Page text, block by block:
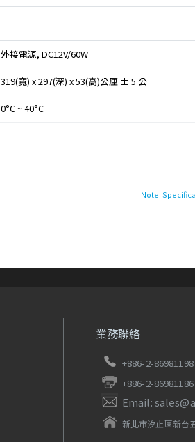
外接電源, DC12V/60W
319(寬) x 297(深) x 53(高)公厘 ± 5 公
0°C ~ 40°C
Note:
業務聯絡
+886-2-86981198
+886-2-86981186
Email:
新北市汐止區新台